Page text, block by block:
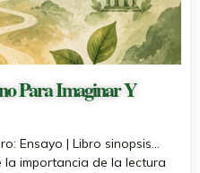
Para Imaginar Y
Ensayo | Libro sinopsis...
la importancia de la lectura